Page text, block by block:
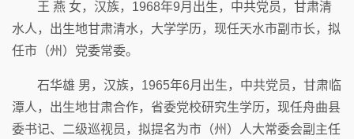
王 燕 女，汉族，1968年9月出生，中共党员，甘肃清
水人，出生地甘肃清水，大学学历，现任天水市副市长，拟
任市（州）党委常委。
石华雄 男，汉族，1965年6月出生，中共党员，甘肃临
潭人，出生地甘肃合作，省委党校研究生学历，现任舟曲县
委书记、二级巡视员，拟提名为市（州）人大常委会副主任